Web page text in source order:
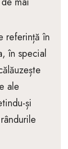
referință în
în special
ale
și